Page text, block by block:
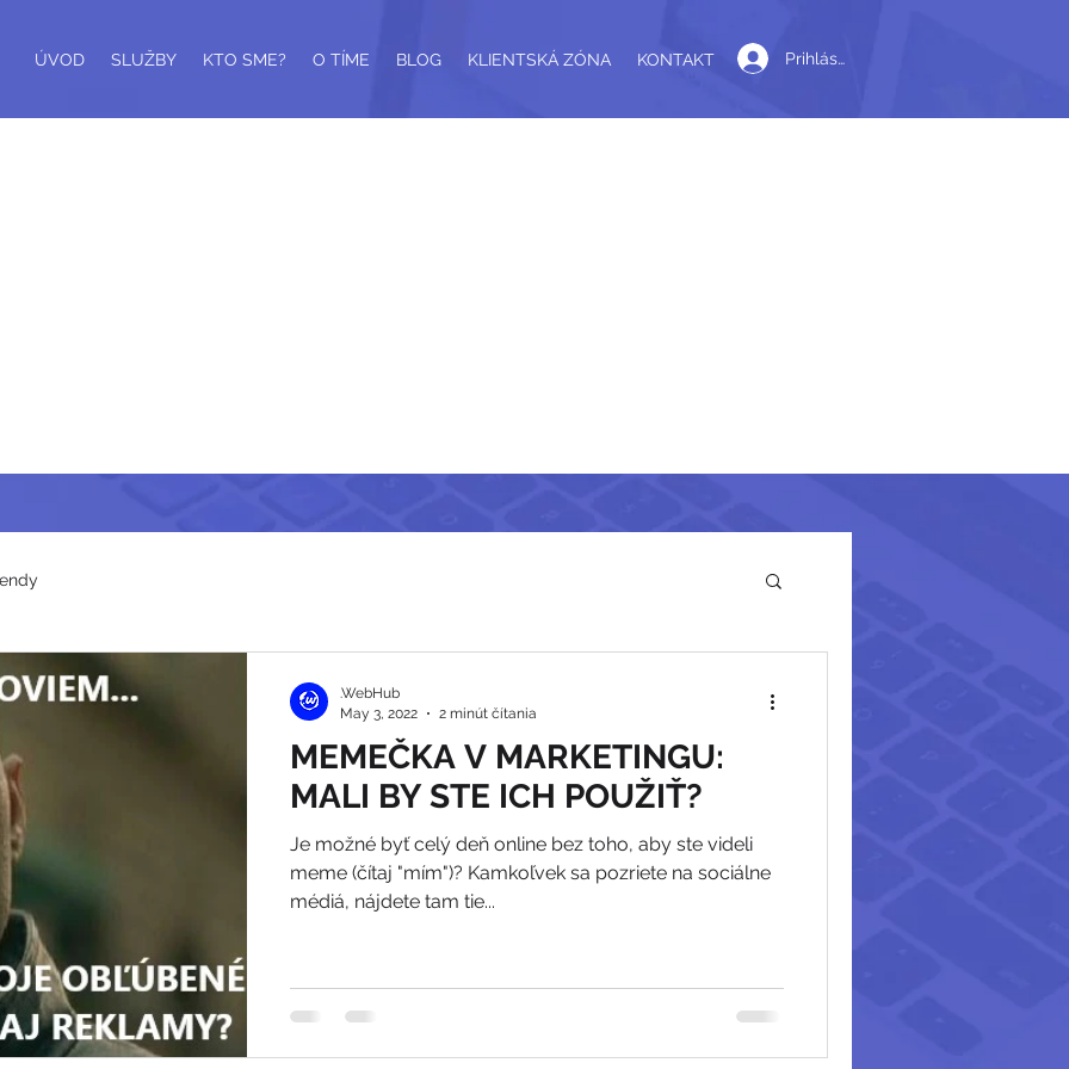
ÚVOD SLUŽBY KTO SME? O TÍME BLOG KLIENTSKÁ ZÓNA KONTAKT Prihlásiť sa
MEMEČKA V MARKETINGU:
MALI BY STE ICH POUŽIŤ?
Je možné byť celý deň online bez toho, aby ste videli
meme (čítaj "mím")? Kamkoľvek sa pozriete na sociálne
médiá, nájdete tam tie...
.WebHub
May 3, 2022
2 minút čítania